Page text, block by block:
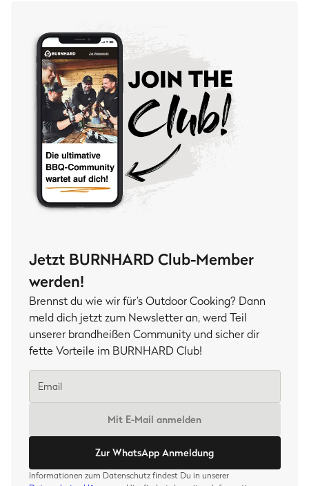
Jetzt BURNHARD Club-Member
werden!
Brennst du wie wir für’s Outdoor Cooking? Dann
meld dich jetzt zum Newsletter an, werd Teil
unserer brandheißen Community und sicher dir
fette Vorteile im BURNHARD Club!
Mit E-Mail anmelden
Zur WhatsApp Anmeldung
Informationen zum Datenschutz findest Du in unserer